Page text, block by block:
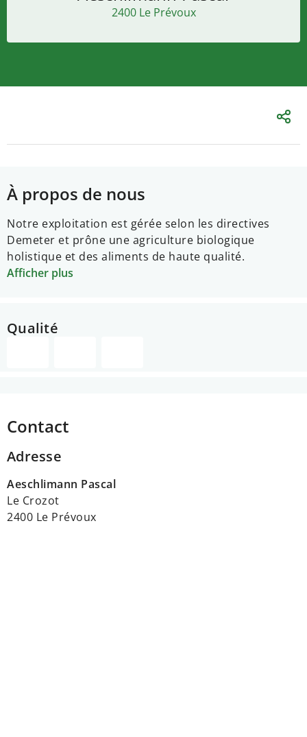
2400 Le Prévoux
À propos de nous
Notre exploitation est gérée selon les directives
Demeter et prône une agriculture biologique
holistique et des aliments de haute qualité.
Afficher plus
Qualité
Contact
Adresse
Aeschlimann Pascal
Le Crozot
2400 Le Prévoux